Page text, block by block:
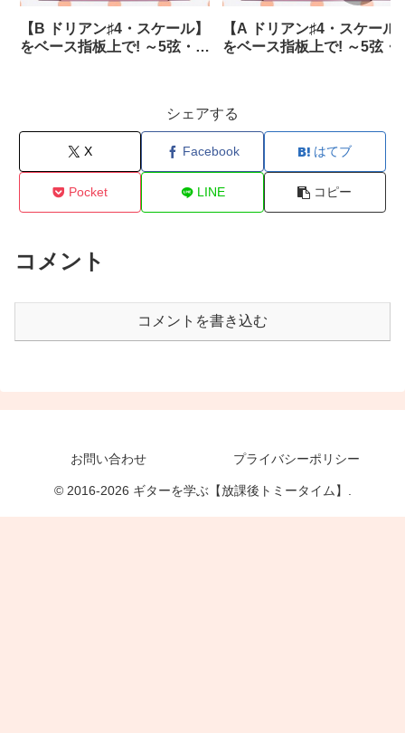
【B ドリアン♯4・スケール】
をベース指板上で! ～5弦・6
【A ドリアン♯4・スケール
をベース指板上で! ～5弦・6
シェアする
X Facebook はてブ
Pocket LINE コピー
コメント
コメントを書き込む
お問い合わせ プライバシーポリシー
© 2016-2026 ギターを学ぶ【放課後トミータイム】.